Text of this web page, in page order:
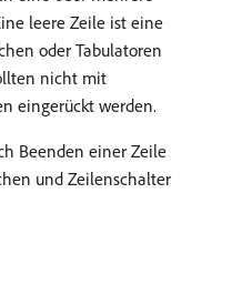
leere Zeile ist eine
oder Tabulatoren
nicht mit
eingerückt werden.
Beenden einer Zeile
und Zeilenschalter